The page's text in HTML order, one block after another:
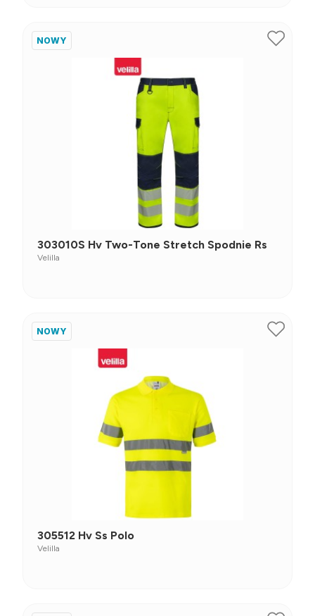
NOWY
303010S Hv Two-Tone Stretch Spodnie Rs
Velilla
NOWY
305512 Hv Ss Polo
Velilla